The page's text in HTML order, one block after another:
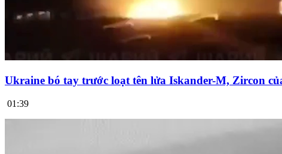
Ukraine bó tay trước loạt tên lửa Iskander-M, Zircon
01:39